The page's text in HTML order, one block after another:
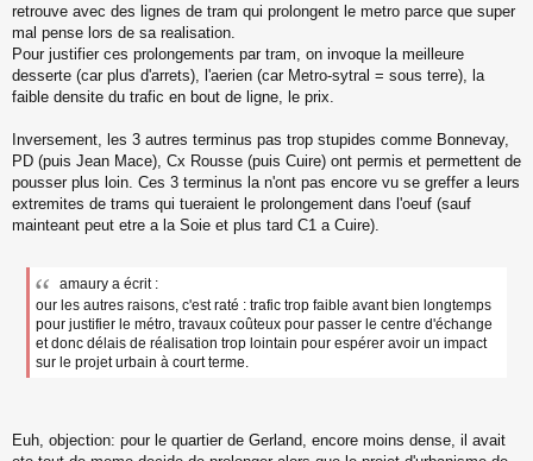
g
e
n
o
n
retrouve avec des lignes de tram qui prolongent le metro parce que super
mal pense lors de sa realisation.
Pour justifier ces prolongements par tram, on invoque la meilleure
desserte (car plus d'arrets), l'aerien (car Metro-sytral = sous terre), la
faible densite du trafic en bout de ligne, le prix.
Inversement, les 3 autres terminus pas trop stupides comme Bonnevay,
PD (puis Jean Mace), Cx Rousse (puis Cuire) ont permis et permettent de
pousser plus loin. Ces 3 terminus la n'ont pas encore vu se greffer a leurs
extremites de trams qui tueraient le prolongement dans l'oeuf (sauf
mainteant peut etre a la Soie et plus tard C1 a Cuire).
amaury a écrit :
our les autres raisons, c'est raté : trafic trop faible avant bien longtemps
pour justifier le métro, travaux coûteux pour passer le centre d'échange
et donc délais de réalisation trop lointain pour espérer avoir un impact
sur le projet urbain à court terme.
Euh, objection: pour le quartier de Gerland, encore moins dense, il avait